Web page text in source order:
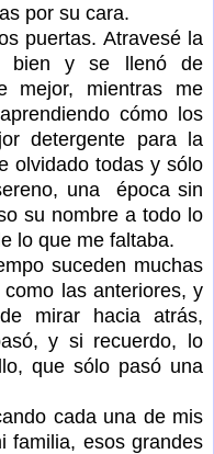
por su cara.
Atravesé la
bien y se llenó de
mejor, mientras me
cómo los
detergente para la
olvidado todas y sólo
una época sin
su nombre a todo lo
lo que me faltaba.
suceden muchas
las anteriores, y
mirar hacia atrás,
y si recuerdo, lo
que sólo pasó una
cada una de mis
familia, esos grandes